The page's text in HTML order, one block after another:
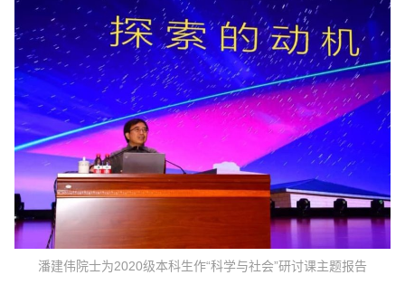
潘建伟院士为2020级本科生作“科学与社会”研讨课主题报告